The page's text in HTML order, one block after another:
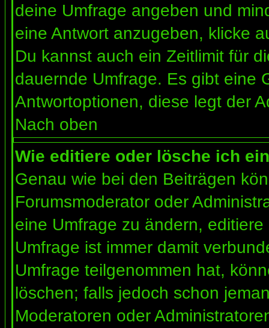
deine Umfrage angeben und
eine Antwort anzugeben, klicke
Du kannst auch ein Zeitlimit für
dauernde Umfrage. Es gibt eine
Antwortoptionen, diese legt der
Nach oben
Wie editiere oder lösche ich
Genau wie bei den Beiträgen
Forumsmoderator oder
eine Umfrage zu ändern,
Umfrage ist immer damit
Umfrage teilgenommen hat,
löschen; falls jedoch schon
Moderatoren oder